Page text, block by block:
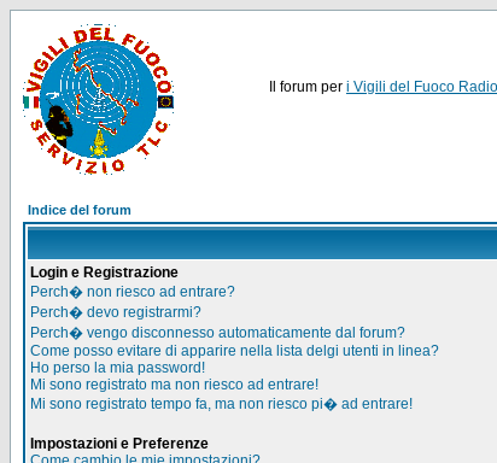
Il forum per i Vigili del Fuoco
Indice del forum
Login e Registrazione
Perch� non riesco ad entrare?
Perch� devo registrarmi?
Perch� vengo disconnesso automaticamente dal forum?
Come posso evitare di apparire nella lista delgi utenti in linea?
Ho perso la mia password!
Mi sono registrato ma non riesco ad entrare!
Mi sono registrato tempo fa, ma non riesco pi� ad entrare!
Impostazioni e Preferenze